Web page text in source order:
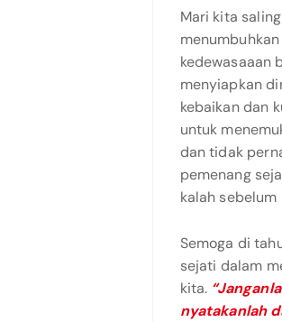
Mari kita
kedewasaaan
menyiapkan
kebaikan dan
untuk
dan tidak
pemenang
kalah sebelum
Semoga di
sejati dalam
kita.
nyatakanlah